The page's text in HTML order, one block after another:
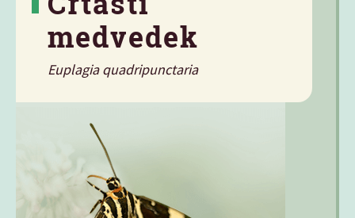
medvedek
Euplagia quadripunctaria